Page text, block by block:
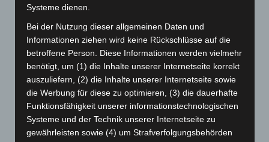
Februar 2026(109)
Januar 2026(122)
Dezember 2025(103)
November 2025(114)
Oktober 2025(112)
September 2025(93)
August 2025(90)
Juli 2025(90)
Systeme dienen.
Bei der Nutzung dieser allgemeinen Daten und
Informationen ziehen wird keine Rückschlüsse auf die
betroffene Person. Diese Informationen werden vielmehr
benötigt, um (1) die Inhalte unserer Internetseite korrekt
auszuliefern, (2) die Inhalte unserer Internetseite sowie
die Werbung für diese zu optimieren, (3) die dauerhafte
Funktionsfähigkeit unserer informationstechnologischen
Systeme und der Technik unserer Internetseite zu
gewährleisten sowie (4) um Strafverfolgungsbehörden